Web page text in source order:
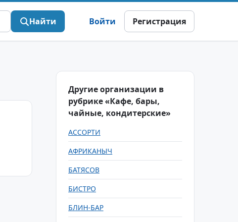
Найти Войти Регистрация
Другие организации в
рубрике «Кафе, бары,
чайные, кондитерские»
АССОРТИ
АФРИКАНЫЧ
БАТЯСОВ
БИСТРО
БЛИН-БАР